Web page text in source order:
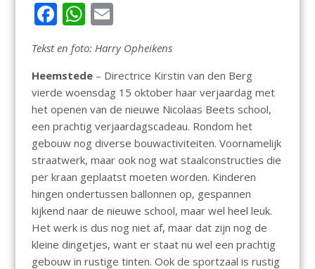
F
ac
e
b
o
o
k
W
at
s
A
p
p
E
ai
l
Tekst en foto: Harry Opheikens
Heemstede – Directrice Kirstin van den Berg
vierde woensdag 15 oktober haar verjaardag met
het openen van de nieuwe Nicolaas Beets school,
een prachtig verjaardagscadeau. Rondom het
gebouw nog diverse bouwactiviteiten. Voornamelijk
straatwerk, maar ook nog wat staalconstructies die
per kraan geplaatst moeten worden. Kinderen
hingen ondertussen ballonnen op, gespannen
kijkend naar de nieuwe school, maar wel heel leuk.
Het werk is dus nog niet af, maar dat zijn nog de
kleine dingetjes, want er staat nu wel een prachtig
gebouw in rustige tinten. Ook de sportzaal is rustig